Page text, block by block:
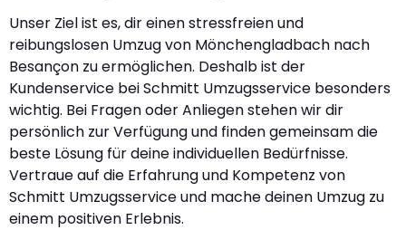
Unser Ziel ist es, dir einen stressfreien und
reibungslosen Umzug von Mönchengladbach nach
Besançon zu ermöglichen. Deshalb ist der
Kundenservice bei Schmitt Umzugsservice besonders
wichtig. Bei Fragen oder Anliegen stehen wir dir
persönlich zur Verfügung und finden gemeinsam die
beste Lösung für deine individuellen Bedürfnisse.
Vertraue auf die Erfahrung und Kompetenz von
Schmitt Umzugsservice und mache deinen Umzug zu
einem positiven Erlebnis.